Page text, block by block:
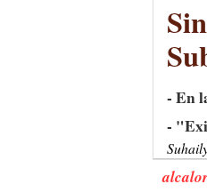
- En
-